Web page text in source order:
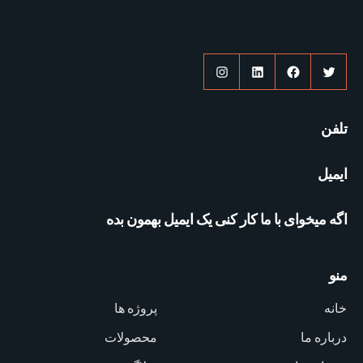
توییتر فیس‌بوکلینکدایناینستاگرم
تلفن
ایمیل
اگه میخوای با ما کار کنی یک ایمیل بهمون بده
منو
خانه
درباره ما
پروژه ها
محصولات